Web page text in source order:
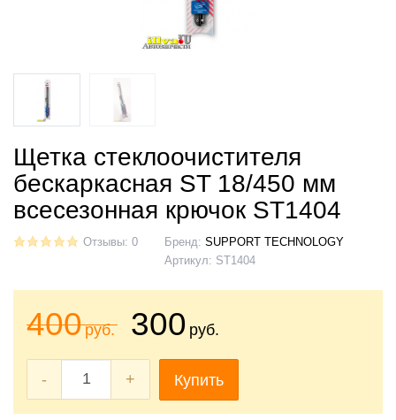
Щетка стеклоочистителя
бескаркасная ST 18/450 мм
всесезонная крючок ST1404
Отзывы: 0 Бренд: SUPPORT TECHNOLOGY
Артикул: ST1404
400руб. 300 руб.
- + Купить